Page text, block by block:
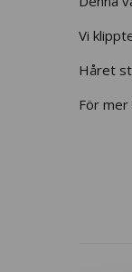
Vi
Håret
För